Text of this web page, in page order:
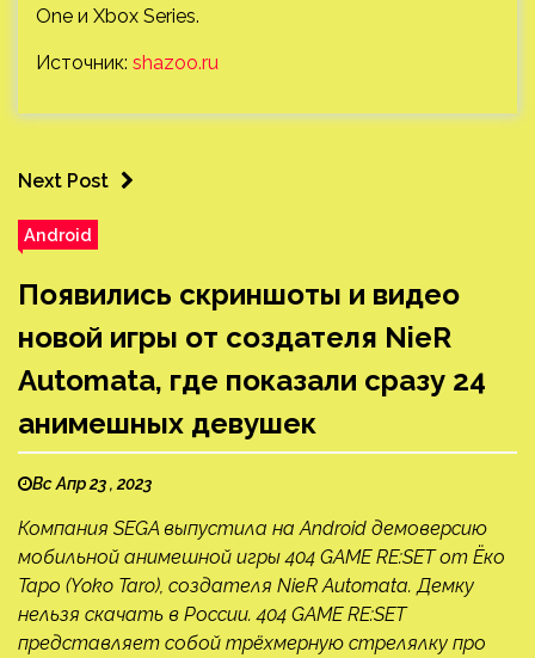
One и Xbox Series.
Источник: shazoo.ru
Next Post
Android
Появились скриншоты и видео
новой игры от создателя NieR
Automata, где показали сразу 24
анимешных девушек
Вс Апр 23 , 2023
Компания SEGA выпустила на Android демоверсию
мобильной анимешной игры 404 GAME RE:SET от Ёко
Таро (Yoko Taro), создателя NieR Automata. Демку
нельзя скачать в России. 404 GAME RE:SET
представляет собой трёхмерную стрелялку про